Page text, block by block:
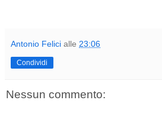
Antonio Felici alle 23:06
Condividi
Nessun commento: